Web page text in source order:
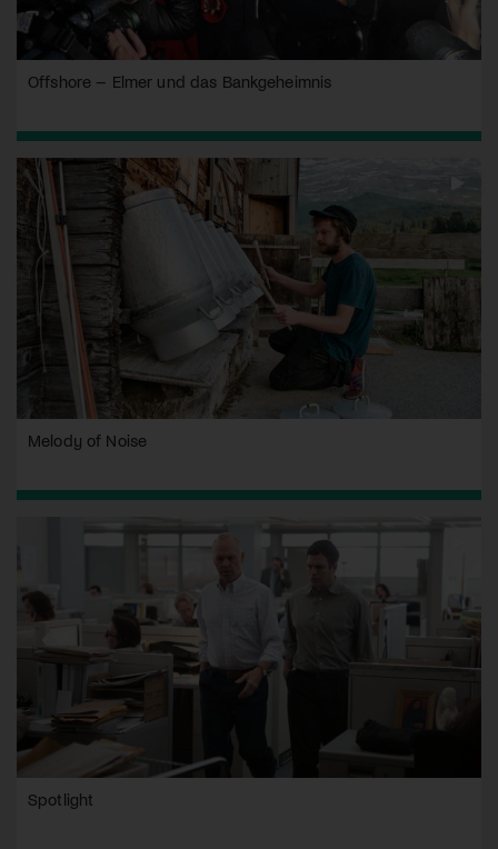
Offshore – Elmer und das Bankgeheimnis
Melody of Noise
Spotlight